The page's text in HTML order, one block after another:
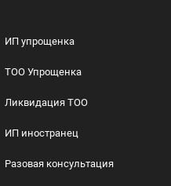
ИП упрощенка
ТОО Упрощенка
Ликвидация ТОО
ИП иностранец
Разовая консультация